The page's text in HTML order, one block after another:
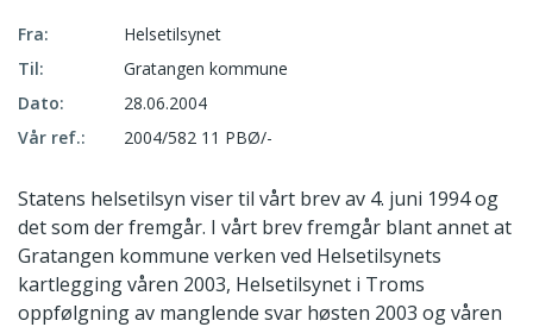
Fra:
Helsetilsynet
Til:
Gratangen kommune
Dato:
28.06.2004
Vår ref.:
2004/582 11 PBØ/-
Statens helsetilsyn viser til vårt brev av 4. juni 1994 og
det som der fremgår. I vårt brev fremgår blant annet at
Gratangen kommune verken ved Helsetilsynets
kartlegging våren 2003, Helsetilsynet i Troms
oppfølgning av manglende svar høsten 2003 og våren